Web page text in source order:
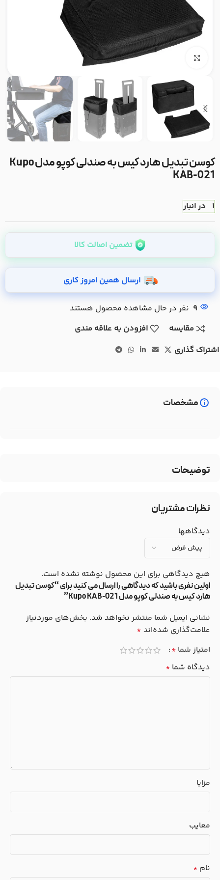
بزرگنمایی تصویر
کوسن تبدیل هارد کیس به صندلی کوپو مدل Kupo
KAB-021
1 در انبار
تضمین اصالت کالا
ارسال همین امروز کاری
9 نفر در حال مشاهده محصول هستند
مقایسه
افزودن به علاقه مندی
اشتراک گذاری
توضیحات
مشخصات
نظرات مشتریان
دیدگاهها
هیچ دیدگاهی برای این محصول نوشته نشده است.
اولین نفری باشید که دیدگاهی را ارسال می کنید برای “کوسن تبدیل
هارد کیس به صندلی کوپو مدل Kupo KAB-021”
نشانی ایمیل شما منتشر نخواهد شد. بخش‌های موردنیاز
علامت‌گذاری شده‌اند *
امتیاز شما *
دیدگاه شما *
مزایا
معایب
نام *